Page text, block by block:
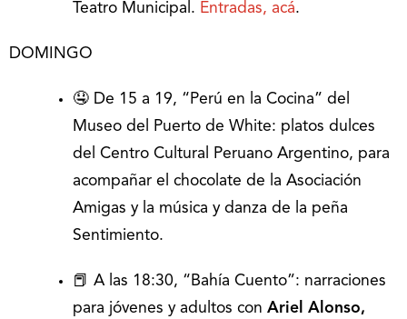
Teatro Municipal. Entradas, acá.
DOMINGO
🤤 De 15 a 19, “Perú en la Cocina” del
Museo del Puerto de White: platos dulces
del Centro Cultural Peruano Argentino, para
acompañar el chocolate de la Asociación
Amigas y la música y danza de la peña
Sentimiento.
📕 A las 18:30, “Bahía Cuento”: narraciones
para jóvenes y adultos con Ariel Alonso,